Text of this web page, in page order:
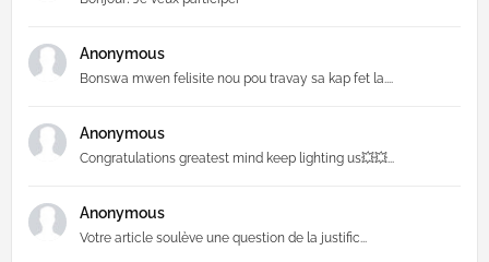
Anonymous
Bonswa mwen felisite nou pou travay sa kap fet la....
Anonymous
Congratulations greatest mind keep lighting us💥💥...
Anonymous
Votre article soulève une question de la justific...